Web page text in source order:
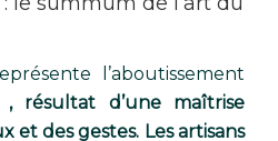
l’aboutissement
, résultat d’une maîtrise
et des gestes. Les artisans